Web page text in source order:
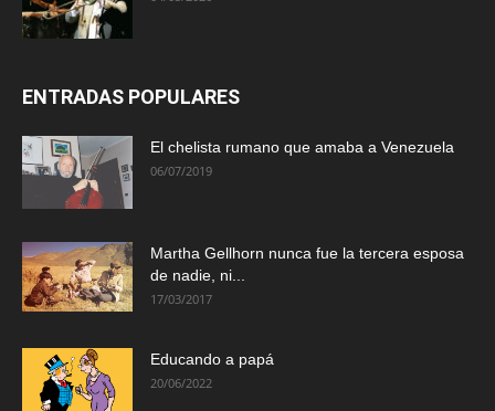
ENTRADAS POPULARES
El chelista rumano que amaba a Venezuela
06/07/2019
Martha Gellhorn nunca fue la tercera esposa
de nadie, ni...
17/03/2017
Educando a papá
20/06/2022